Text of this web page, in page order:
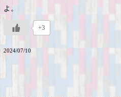
よ。
+3
2024/07/10